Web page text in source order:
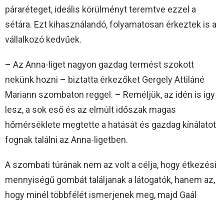
páraréteget, ideális körülményt teremtve ezzel a
sétára. Ezt kihasználandó, folyamatosan érkeztek is a
vállalkozó kedvűek.
– Az Anna-liget nagyon gazdag termést szokott
nekünk hozni – biztatta érkezőket Gergely Attiláné
Mariann szombaton reggel. – Reméljük, az idén is így
lesz, a sok eső és az elmúlt időszak magas
hőmérséklete megtette a hatását és gazdag kínálatot
fognak találni az Anna-ligetben.
A szombati túrának nem az volt a célja, hogy étkezési
mennyiségű gombát találjanak a látogatók, hanem az,
hogy minél többfélét ismerjenek meg, majd Gaál